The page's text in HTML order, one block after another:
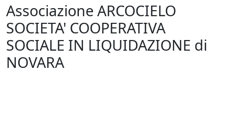
Associazione ARCOCIELO
SOCIETA' COOPERATIVA
SOCIALE IN LIQUIDAZIONE di
NOVARA